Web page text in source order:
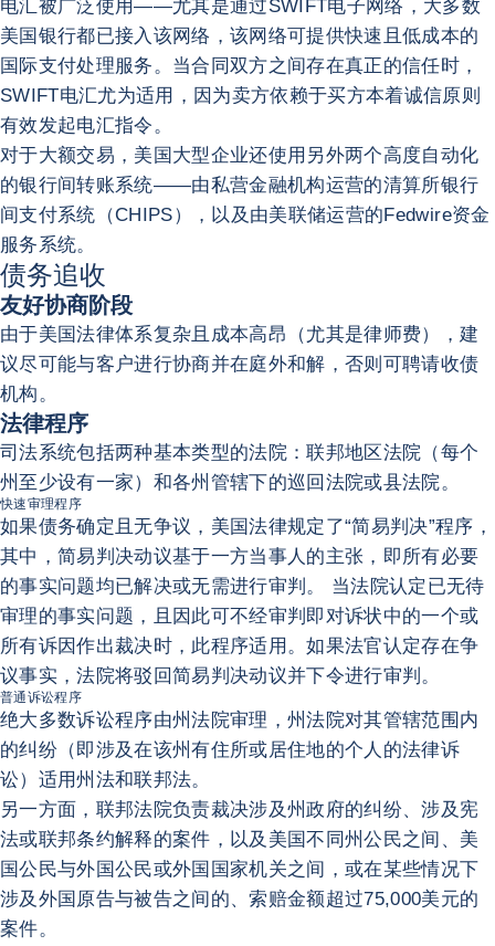
电汇被广泛使用——尤其是通过SWIFT电子网络，大多数
美国银行都已接入该网络，该网络可提供快速且低成本的
国际支付处理服务。当合同双方之间存在真正的信任时，
SWIFT电汇尤为适用，因为卖方依赖于买方本着诚信原则
有效发起电汇指令。
对于大额交易，美国大型企业还使用另外两个高度自动化
的银行间转账系统——由私营金融机构运营的清算所银行
间支付系统（CHIPS），以及由美联储运营的Fedwire资金
服务系统。
债务追收
友好协商阶段
由于美国法律体系复杂且成本高昂（尤其是律师费），建
议尽可能与客户进行协商并在庭外和解，否则可聘请收债
机构。
法律程序
司法系统包括两种基本类型的法院：联邦地区法院（每个
州至少设有一家）和各州管辖下的巡回法院或县法院。
快速审理程序
如果债务确定且无争议，美国法律规定了“简易判决”程序，
其中，简易判决动议基于一方当事人的主张，即所有必要
的事实问题均已解决或无需进行审判。 当法院认定已无待
审理的事实问题，且因此可不经审判即对诉状中的一个或
所有诉因作出裁决时，此程序适用。如果法官认定存在争
议事实，法院将驳回简易判决动议并下令进行审判。
普通诉讼程序
绝大多数诉讼程序由州法院审理，州法院对其管辖范围内
的纠纷（即涉及在该州有住所或居住地的个人的法律诉
讼）适用州法和联邦法。
另一方面，联邦法院负责裁决涉及州政府的纠纷、涉及宪
法或联邦条约解释的案件，以及美国不同州公民之间、美
国公民与外国公民或外国国家机关之间，或在某些情况下
涉及外国原告与被告之间的、索赔金额超过75,000美元的
案件。